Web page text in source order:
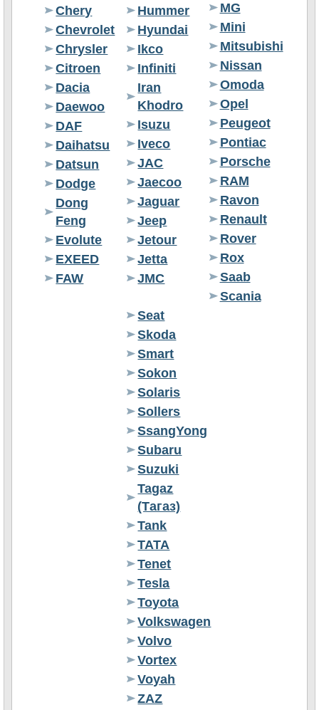
Chery
Chevrolet
Chrysler
Citroen
Dacia
Daewoo
DAF
Daihatsu
Datsun
Dodge
Dong
Feng
Evolute
EXEED
FAW
Hummer
Hyundai
Ikco
Infiniti
Iran
Khodro
Isuzu
Iveco
JAC
Jaecoo
Jaguar
Jeep
Jetour
Jetta
JMC
MG
Mini
Mitsubishi
Nissan
Omoda
Opel
Peugeot
Pontiac
Porsche
RAM
Ravon
Renault
Rover
Rox
Saab
Scania
Seat
Skoda
Smart
Sokon
Solaris
Sollers
SsangYong
Subaru
Suzuki
Tagaz
(Тагаз)
Tank
TATA
Tenet
Tesla
Toyota
Volkswagen
Volvo
Vortex
Voyah
ZAZ